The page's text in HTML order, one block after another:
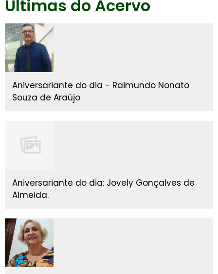
Últimas do Acervo
Aniversariante do dia - Raimundo Nonato
Souza de Araújo
Aniversariante do dia: Jovely Gonçalves de
Almeida.